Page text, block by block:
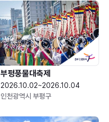
부평풍물대축제
2026.10.02~2026.10.04
인천광역시 부평구